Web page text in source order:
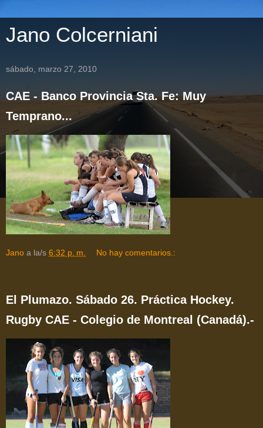
Jano Colcerniani
sábado, marzo 27, 2010
CAE - Banco Provincia Sta. Fe: Muy
Temprano...
Jano a la/s 6:32 p. m. No hay comentarios.:
El Plumazo. Sábado 26. Práctica Hockey.
Rugby CAE - Colegio de Montreal (Canadá).-